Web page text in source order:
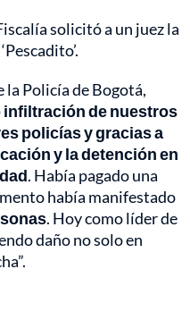
solicitó a un juez la
la Policía de Bogotá,
infiltración de nuestros
policías y gracias a
y la detención en
. Había pagado una
había manifestado
. Hoy como líder de
daño no solo en